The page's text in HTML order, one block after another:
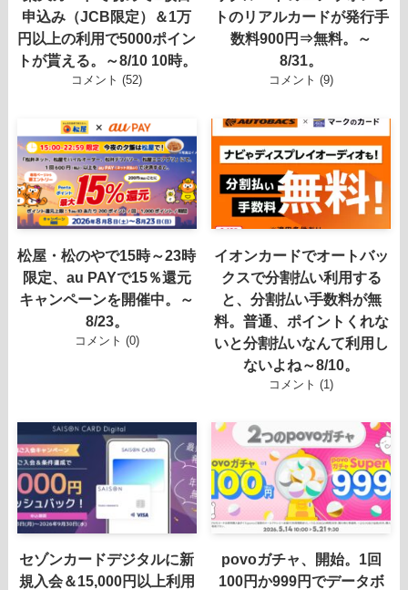
申込み（JCB限定）＆1万
円以上の利用で5000ポイン
トが貰える。～8/10 10時。
コメント (52)
トのリアルカードが発行手
数料900円⇒無料。～
8/31。
コメント (9)
松屋・松のやで15時～23時
限定、au PAYで15％還元
キャンペーンを開催中。～
8/23。
コメント (0)
イオンカードでオートバッ
クスで分割払い利用する
と、分割払い手数料が無
料。普通、ポイントくれな
いと分割払いなんて利用し
ないよね～8/10。
コメント (1)
セゾンカードデジタルに新
規入会＆15,000円以上利用
povoガチャ、開始。1回
100円か999円でデータボ